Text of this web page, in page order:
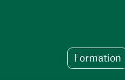
Formation